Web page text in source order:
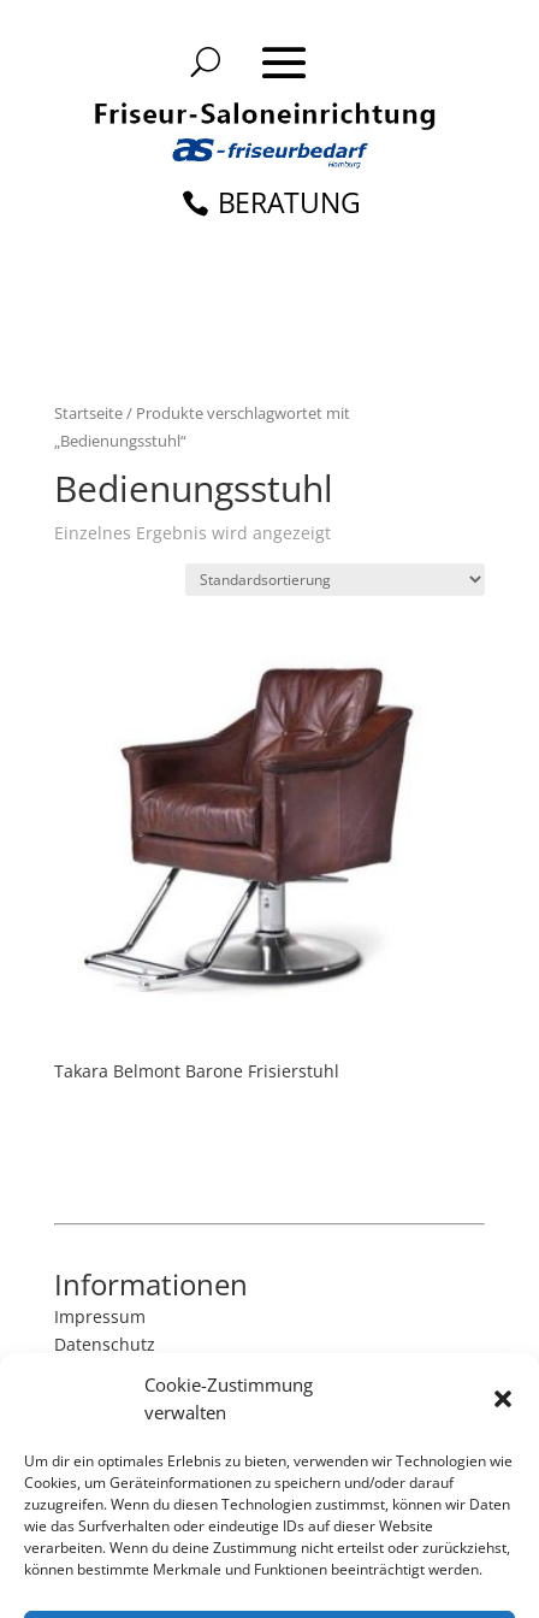
Cookie-Zustimmung
verwalten
Um dir ein optimales Erlebnis zu bieten, verwenden wir Technologien wie
Cookies, um Geräteinformationen zu speichern und/oder darauf
zuzugreifen. Wenn du diesen Technologien zustimmst, können wir Daten
wie das Surfverhalten oder eindeutige IDs auf dieser Website
verarbeiten. Wenn du deine Zustimmung nicht erteilst oder zurückziehst,
können bestimmte Merkmale und Funktionen beeinträchtigt werden.
BERATUNG
Startseite/ Produkte verschlagwortet mit
„Bedienungsstuhl“
Bedienungsstuhl
Einzelnes Ergebnis wird angezeigt
Takara Belmont Barone Frisierstuhl
Informationen
Impressum
Datenschutz
Kontakt
Bahrenfelder Chaussee 57
22761 Hamburg
040/8905263
E-Mail:info@as-friseurbedarf.net